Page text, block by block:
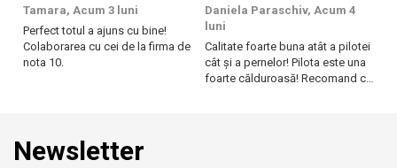
Tamara, Acum 3 luni
Perfect totul a ajuns cu bine!
Colaborarea cu cei de la firma de
nota 10.
Daniela Paraschiv, Acum 4
luni
Calitate foarte buna atât a pilotei
cât și a pernelor! Pilota este una
foarte călduroasă! Recomand cu
Newsletter